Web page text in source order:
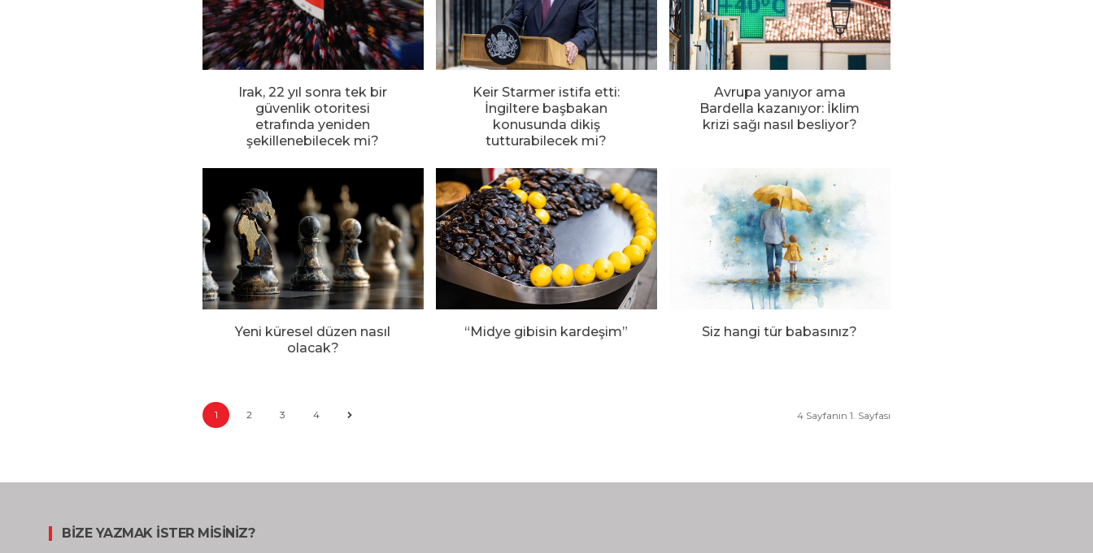
Irak, 22 yıl sonra tek bir
güvenlik otoritesi
etrafında yeniden
şekillenebilecek mi?
Keir Starmer istifa etti:
İngiltere başbakan
konusunda dikiş
tutturabilecek mi?
Avrupa yanıyor ama
Bardella kazanıyor: İklim
krizi sağı nasıl besliyor?
Yeni küresel düzen nasıl
olacak?
“Midye gibisin kardeşim” Siz hangi tür babasınız?
1 2 3 4 4 Sayfanın 1. Sayfası
BİZE YAZMAK İSTER MİSİNİZ?